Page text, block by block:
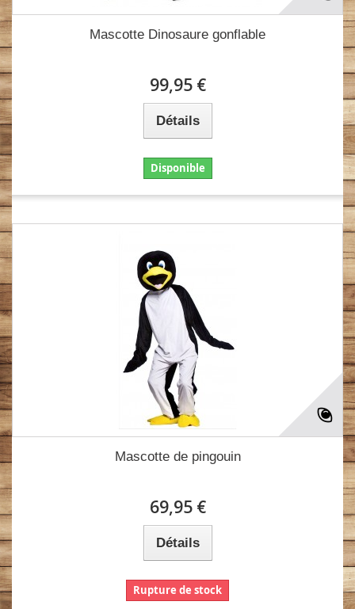
Mascotte Dinosaure gonflable
99,95 €
Détails
Disponible
Mascotte de pingouin
69,95 €
Détails
Rupture de stock